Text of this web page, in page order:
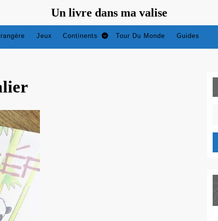
Un livre dans ma valise
Jeux Continents Tour Du Monde Guides